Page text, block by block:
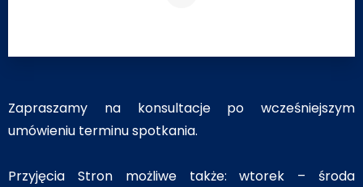
Zapraszamy na konsultacje po wcześniejszym
umówieniu terminu spotkania.
Przyjęcia Stron możliwe także: wtorek – środa